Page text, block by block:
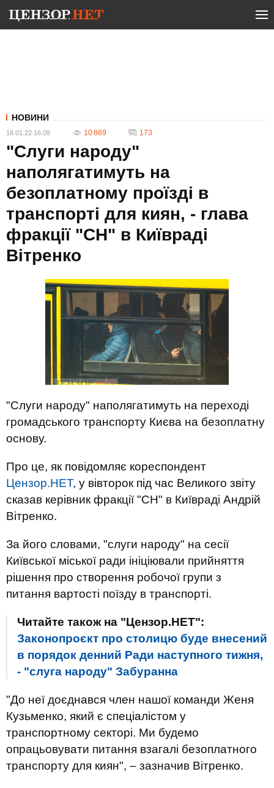
НОВИНИ
18.01.22 16:09 10 869 173
"Слуги народу"
наполягатимуть на
безоплатному проїзді в
транспорті для киян, - глава
фракції "СН" в Київраді
Вітренко
"Слуги народу" наполягатимуть на переході
громадського транспорту Києва на безоплатну
основу.
Про це, як повідомляє кореспондент
Цензор.НЕТ, у вівторок під час Великого звіту
сказав керівник фракції "СН" в Київраді Андрій
Вітренко.
За його словами, "слуги народу" на сесії
Київської міської ради ініціювали прийняття
рішення про створення робочої групи з
питання вартості поїзду в транспорті.
Читайте також на "Цензор.НЕТ":
Законопроєкт про столицю буде внесений
в порядок денний Ради наступного тижня,
- "слуга народу" Забуранна
"До неї доєднався член нашої команди Женя
Кузьменко, який є спеціалістом у
транспортному секторі. Ми будемо
опрацьовувати питання взагалі безоплатного
транспорту для киян", – зазначив Вітренко.